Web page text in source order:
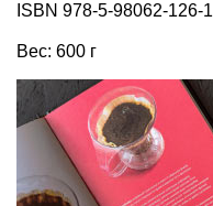
ISBN 978-5-98062-126-1
Вес: 600 г